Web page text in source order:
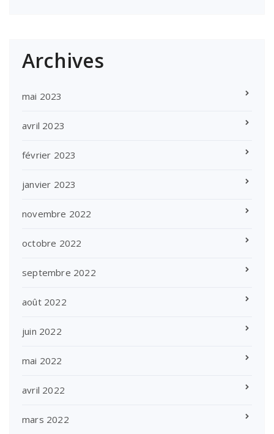
Archives
mai 2023
avril 2023
février 2023
janvier 2023
novembre 2022
octobre 2022
septembre 2022
août 2022
juin 2022
mai 2022
avril 2022
mars 2022